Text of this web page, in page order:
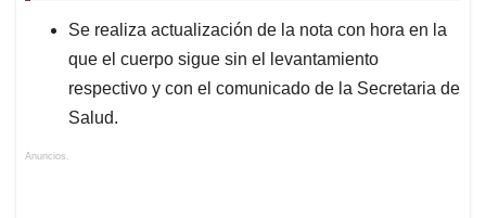
Se realiza actualización de la nota con hora en la
que el cuerpo sigue sin el levantamiento
respectivo y con el comunicado de la Secretaria de
Salud.
Anuncios.